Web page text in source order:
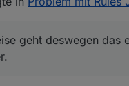
das Rules als
geht deswegen das